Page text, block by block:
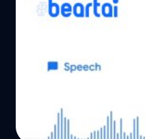
Google เตรียมน
เผยว่าจะเตรียมนำแอป
ศุภกานต์ เหล่ารัตนกุล
Read More